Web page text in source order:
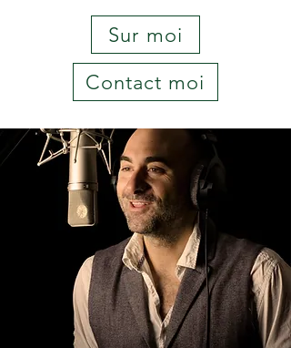
Sur moi
Contact moi